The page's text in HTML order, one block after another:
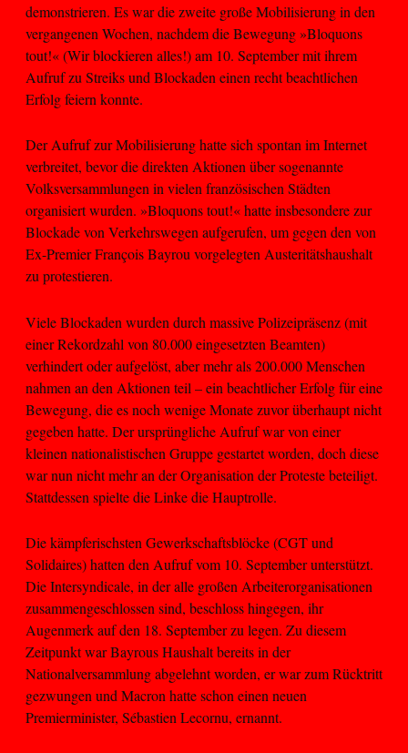
demonstrieren. Es war die zweite große Mobilisierung in den
vergangenen Wochen, nachdem die Bewegung »Bloquons
tout!« (Wir blockieren alles!) am 10. September mit ihrem
Aufruf zu Streiks und Blockaden einen recht beachtlichen
Erfolg feiern konnte.
Der Aufruf zur Mobilisierung hatte sich spontan im Internet
verbreitet, bevor die direkten Aktionen über sogenannte
Volksversammlungen in vielen französischen Städten
organisiert wurden. »Bloquons tout!« hatte insbesondere zur
Blockade von Verkehrswegen aufgerufen, um gegen den von
Ex-Premier François Bayrou vorgelegten Austeritätshaushalt
zu protestieren.
Viele Blockaden wurden durch massive Polizeipräsenz (mit
einer Rekordzahl von 80.000 eingesetzten Beamten)
verhindert oder aufgelöst, aber mehr als 200.000 Menschen
nahmen an den Aktionen teil – ein beachtlicher Erfolg für eine
Bewegung, die es noch wenige Monate zuvor überhaupt nicht
gegeben hatte. Der ursprüngliche Aufruf war von einer
kleinen nationalistischen Gruppe gestartet worden, doch diese
war nun nicht mehr an der Organisation der Proteste beteiligt.
Stattdessen spielte die Linke die Hauptrolle.
Die kämpferischsten Gewerkschaftsblöcke (CGT und
Solidaires) hatten den Aufruf vom 10. September unterstützt.
Die Intersyndicale, in der alle großen Arbeiterorganisationen
zusammengeschlossen sind, beschloss hingegen, ihr
Augenmerk auf den 18. September zu legen. Zu diesem
Zeitpunkt war Bayrous Haushalt bereits in der
Nationalversammlung abgelehnt worden, er war zum Rücktritt
gezwungen und Macron hatte schon einen neuen
Premierminister, Sébastien Lecornu, ernannt.